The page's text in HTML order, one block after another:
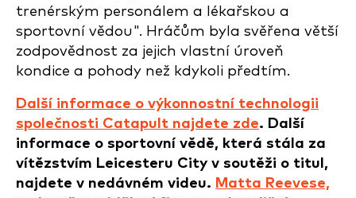
trenérským personálem a lékařskou a
sportovní vědou". Hráčům byla svěřena větší
zodpovědnost za jejich vlastní úroveň
kondice a pohody než kdykoli předtím.
Další informace o výkonnostní technologii
společnosti Catapult najdete zde. Další
informace o sportovní vědě, která stála za
vítězstvím Leicesteru City v soutěži o titul,
najdete v nedávném videu. Matta Reevese,